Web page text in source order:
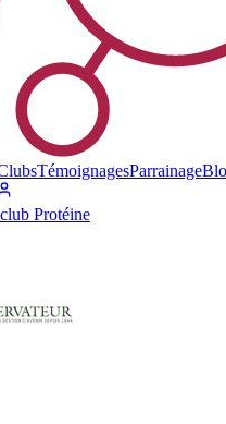
TémoignagesParrainage
Protéine